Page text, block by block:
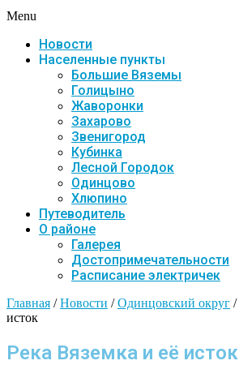
Menu
Новости
Населенные пункты
Большие Вяземы
Голицыно
Жаворонки
Захарово
Звенигород
Кубинка
Лесной Городок
Одинцово
Хлюпино
Путеводитель
О районе
Галерея
Достопримечательности
Расписание электричек
Главная /Новости /Одинцовский округ /
исток
Река Вяземка и её исток